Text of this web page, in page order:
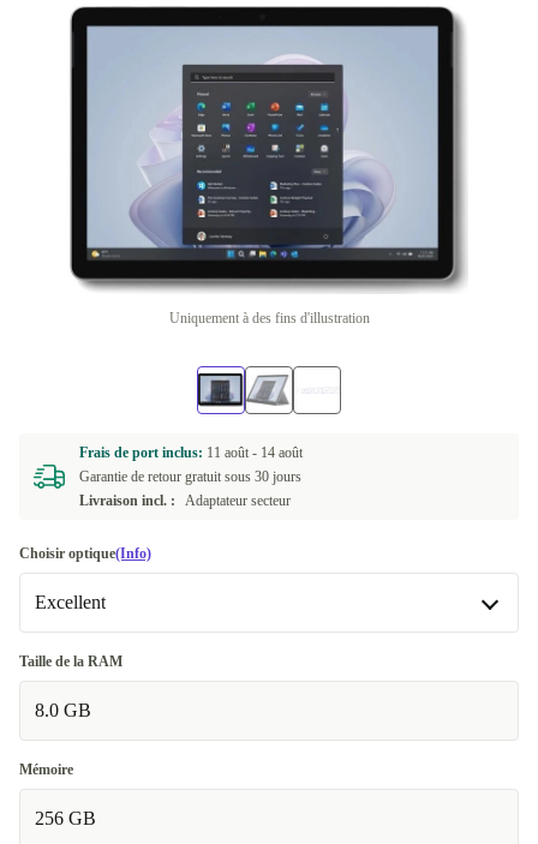
Uniquement à des fins d'illustration
Frais de port inclus: 11 août - 14 août
Garantie de retour gratuit sous 30 jours
Livraison incl. :
Adaptateur secteur
Choisir optique(Info)
Excellent
Excellent
Premium
Taille de la RAM
8.0 GB
Mémoire
256 GB